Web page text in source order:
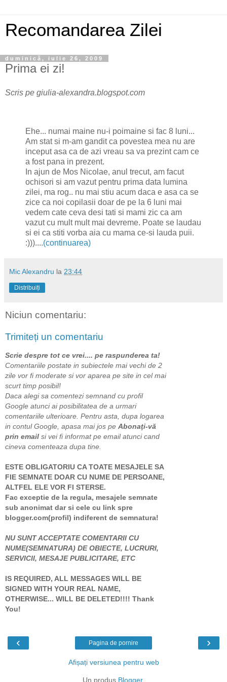
Recomandarea Zilei
duminică, iulie 26, 2009
Prima ei zi!
Scris pe giulia-alexandra.blogspot.com
Ehe... numai maine nu-i poimaine si fac 8 luni...
Am stat si m-am gandit ca povestea mea nu are
inceput asa ca de azi vreau sa va prezint cam ce
a fost pana in prezent.
In ajun de Mos Nicolae, anul trecut, am facut
ochisori si am vazut pentru prima data lumina
zilei, ma rog.. nu mai stiu acum daca e asa ca se
zice ca noi copilasii doar de pe la 6 luni mai
vedem cate ceva desi tati si mami zic ca am
vazut cu mult mult mai devreme. Poate se laudau
si ei ca stiti vorba aia cu mama ce-si lauda puii.
:)))....(continuarea)
Mic Alexandru la 23:44
Distribuiți
Niciun comentariu:
Trimiteți un comentariu
Scrie despre tot ce vrei.... pe raspunderea ta!
Comentariile postate in subiectele mai vechi de 2
zile vor fi moderate si vor aparea pe site in cel mai
scurt timp posibil!
Daca alegi sa comentezi semnand cu profil
Google atunci ai posibilitatea de a urmari
comentariile ulterioare. Pentru asta, dupa logarea
in contul Google, apasa mai jos pe Abonaţi-vă
prin email si vei fi informat pe email atunci cand
cineva comenteaza dupa tine.
ESTE OBLIGATORIU CA TOATE MESAJELE SA
FIE SEMNATE DOAR CU NUME DE PERSOANE,
ALTFEL ELE VOR FI STERSE.
Fac exceptie de la regula, mesajele semnate
sub anonimat dar si cele cu link spre
blogger.com(profil) indiferent de semnatura!
NU SUNT ACCEPTATE COMENTARII CU
NUME(SEMNATURA) DE OBIECTE, LUCRURI,
SERVICII, MESAJE PUBLICITARE, ETC
IS REQUIRED, ALL MESSAGES WILL BE
SIGNED WITH YOUR REAL NAME,
OTHERWISE... WILL BE DELETED!!!! Thank
You!
‹ ›
Pagina de pornire
Afișați versiunea pentru web
Un produs Blogger.